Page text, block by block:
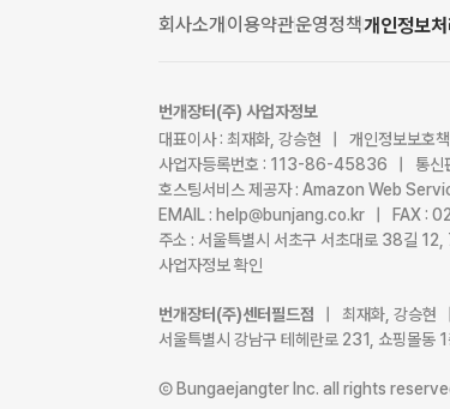
회사소개이용약관운영정책개인정보
번개장터(주) 사업자정보
대표이사 : 최재화, 강승현 | 개인정보보호책
사업자등록번호 : 113-86-45836 | 통신
호스팅서비스 제공자 : Amazon Web
EMAIL : help@bunjang.co.kr | FAX
주소 : 서울특별시 서초구 서초대로 38길
사업자정보 확인
번개장터(주)센터필드점
| 최재화, 강승
서울특별시 강남구 테헤란로 231, 쇼핑몰동
Ⓒ Bungaejangter Inc. all rights